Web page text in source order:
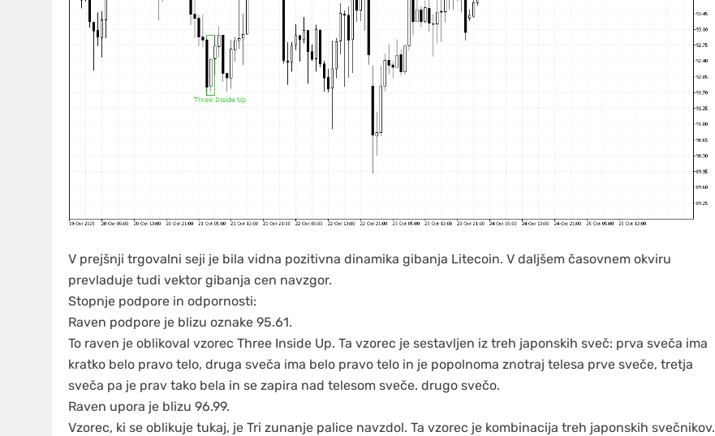
V prejšnji trgovalni seji je bila vidna pozitivna dinamika gibanja Litecoin. V daljšem časovnem okviru
prevladuje tudi vektor gibanja cen navzgor.
Stopnje podpore in odpornosti:
Raven podpore je blizu oznake 95.61.
To raven je oblikoval vzorec Three Inside Up. Ta vzorec je sestavljen iz treh japonskih sveč: prva sveča ima
kratko belo pravo telo, druga sveča ima belo pravo telo in je popolnoma znotraj telesa prve sveče, tretja
sveča pa je prav tako bela in se zapira nad telesom sveče. drugo svečo.
Raven upora je blizu 96.99.
Vzorec, ki se oblikuje tukaj, je Tri zunanje palice navzdol. Ta vzorec je kombinacija treh japonskih svečnikov.